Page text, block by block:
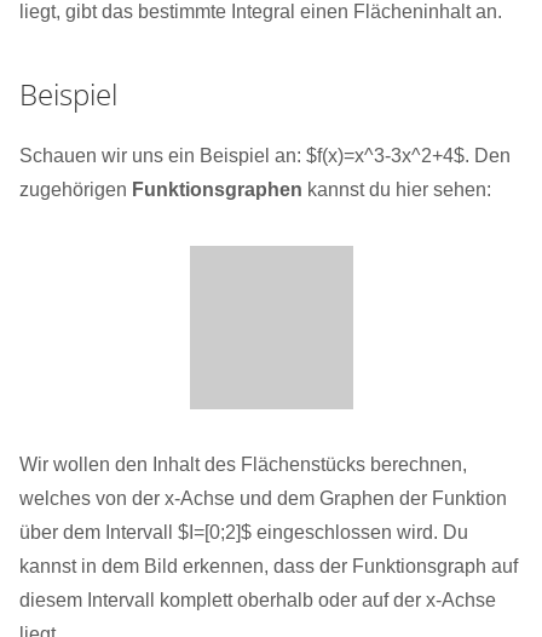
liegt, gibt das bestimmte Integral einen Flächeninhalt an.
Beispiel
Schauen wir uns ein Beispiel an: $f(x)=x^3-3x^2+4$. Den
zugehörigen Funktionsgraphen kannst du hier sehen:
Wir wollen den Inhalt des Flächenstücks berechnen,
welches von der x-Achse und dem Graphen der Funktion
über dem Intervall $I=[0;2]$ eingeschlossen wird. Du
kannst in dem Bild erkennen, dass der Funktionsgraph auf
diesem Intervall komplett oberhalb oder auf der x-Achse